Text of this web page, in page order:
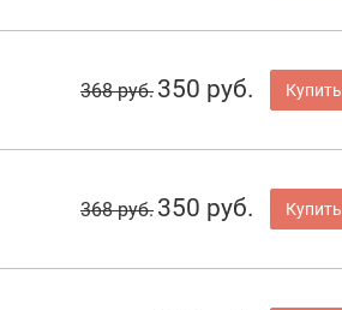
368 руб. 350 руб. Купить
368 руб. 350 руб. Купить